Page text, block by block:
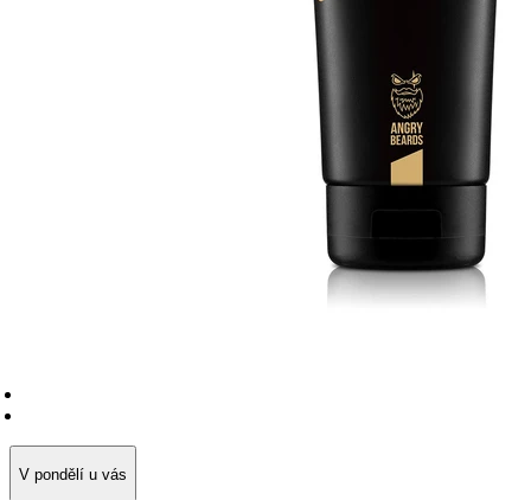
V pondělí u vás